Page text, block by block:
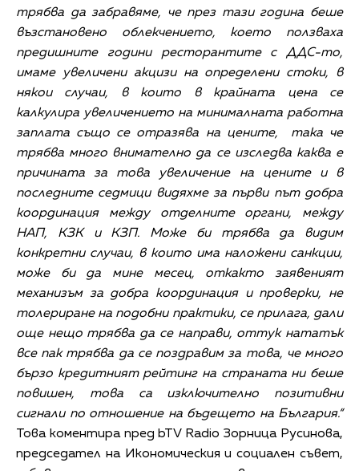
трябва да забравяме, че през тази година беше
възстановено облекчението, което ползваха
предишните години ресторантите с ДДС-то,
имаме увеличени акцизи на определени стоки, в
някои случаи, в които в крайната цена се
калкулира увеличението на минималната работна
заплата също се отразява на цените, така че
трябва много внимателно да се изследва каква е
причината за това увеличение на цените и в
последните седмици видяхме за първи път добра
координация между отделните органи, между
НАП, КЗК и КЗП. Може би трябва да видим
конкретни случаи, в които има наложени санкции,
може би да мине месец, откакто заявеният
механизъм за добра координация и проверки, не
толериране на подобни практики, се прилага, дали
още нещо трябва да се направи, оттук нататък
все пак трябва да се поздравим за това, че много
бързо кредитният рейтинг на страната ни беше
повишен, това са изключително позитивни
сигнали по отношение на бъдещето на България.“
Това коментира пред bTV Radio Зорница Русинова,
председател на Икономическия и социален съвет,